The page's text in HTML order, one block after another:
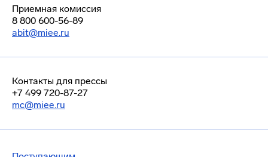
Приемная комиссия
8 800 600-56-89
abit@miee.ru
Контакты для прессы
+7 499 720-87-27
mc@miee.ru